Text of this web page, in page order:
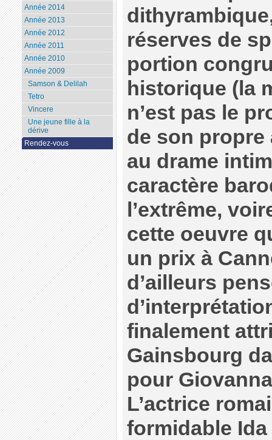
réserves de
portion
historique (la
n’est pas le
de son propre
au drame
caractère
l’extrême,
cette oeuvre
un prix à
d’ailleurs
finalement
Gainsbourg
pour
L’actrice
formidable
Année 2014
Année 2013
Année 2012
Année 2011
Année 2010
Année 2009
Samson & Delilah
Tetro
Vincere
Une jeune fille à la
dérive
Rendez-vous